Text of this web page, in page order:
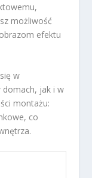
możliwość
efektu
w
domach, jak i w
montażu:
co